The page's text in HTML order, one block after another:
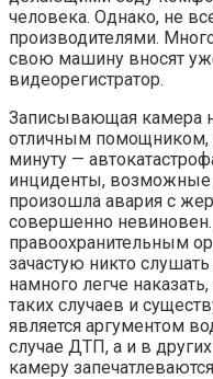
человека. Однако, не
производителями.
свою машину вносят
видеорегистратор.
Записывающая камера
отличным помощником,
минуту —
инциденты, возможные
произошла авария с
совершенно невиновен.
правоохранительным
зачастую никто
намного легче
таких случаев и
является аргументом
случае ДТП, а и в
камеру